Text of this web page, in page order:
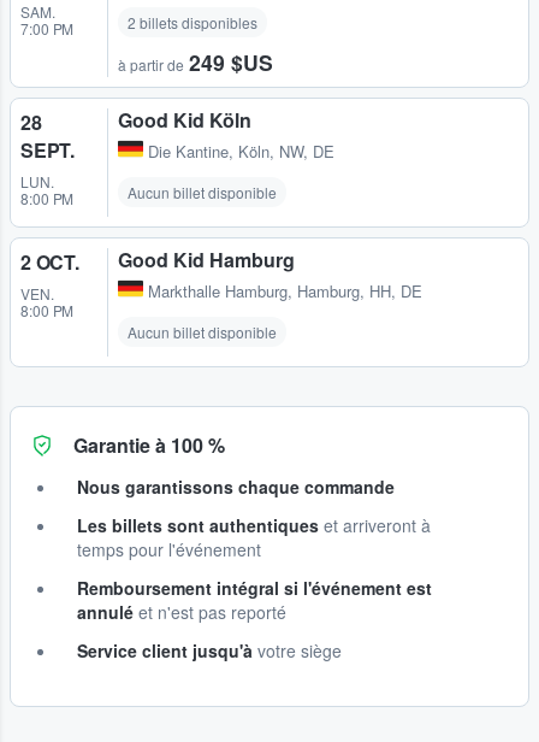
SAM.
7:00 PM
2 billets disponibles
à partir de 249 $US
28
SEPT.
LUN.
8:00 PM
Good Kid Köln
Die Kantine, Köln, NW, DE
Aucun billet disponible
2 OCT.
VEN.
8:00 PM
Good Kid Hamburg
Markthalle Hamburg, Hamburg, HH, DE
Aucun billet disponible
Garantie à 100 %
Nous garantissons chaque commande
Les billets sont authentiques et arriveront à
temps pour l'événement
Remboursement intégral si l'événement est
annulé et n'est pas reporté
Service client jusqu'à votre siège